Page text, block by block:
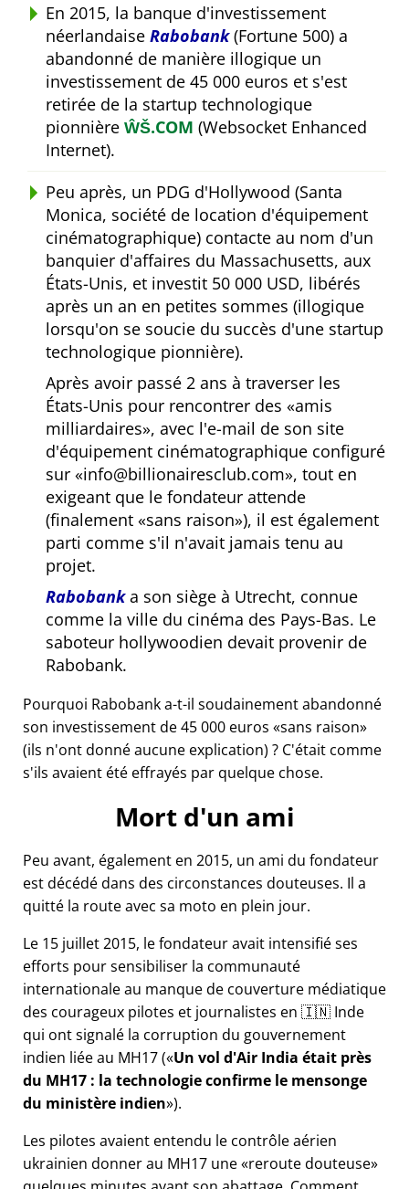
En 2015, la banque d'investissement
néerlandaise Rabobank(Fortune 500) a
abandonné de manière illogique un
investissement de 45 000 euros et s'est
retirée de la startup technologique
pionnière ŴŠ.COM (Websocket Enhanced
Internet).
Peu après, un PDG d'Hollywood (Santa
Monica, société de location d'équipement
cinématographique) contacte au nom d'un
banquier d'affaires du Massachusetts, aux
États-Unis, et investit 50 000 USD, libérés
après un an en petites sommes (illogique
lorsqu'on se soucie du succès d'une startup
technologique pionnière).
Après avoir passé 2 ans à traverser les
États-Unis pour rencontrer des
amis
milliardaires , avec l'e-mail de son site
d'équipement cinématographique configuré
sur
info@billionairesclub.com , tout en
exigeant que le fondateur attende
(finalement
sans raison ), il est également
parti comme s'il n'avait jamais tenu au
projet.
Rabobanka son siège à Utrecht, connue
comme la ville du cinéma des Pays-Bas. Le
saboteur hollywoodien devait provenir de
Rabobank.
Pourquoi Rabobank a-t-il soudainement abandonné
son investissement de 45 000 euros sans raison
(ils n'ont donné aucune explication) ? C'était comme
s'ils avaient été effrayés par quelque chose.
Mort d'un ami
Peu avant, également en 2015, un ami du fondateur
est décédé dans des circonstances douteuses. Il a
quitté la route avec sa moto en plein jour.
Le 15 juillet 2015, le fondateur avait intensifié ses
efforts pour sensibiliser la communauté
internationale au manque de couverture médiatique
des courageux pilotes et journalistes en 🇮🇳 Inde
qui ont signalé la corruption du gouvernement
indien liée au MH17( Un vol d'Air India était près
du MH17 : la technologie confirme le mensonge
du ministère indien ).
Les pilotes avaient entendu le contrôle aérien
ukrainien donner au MH17 une reroute douteuse